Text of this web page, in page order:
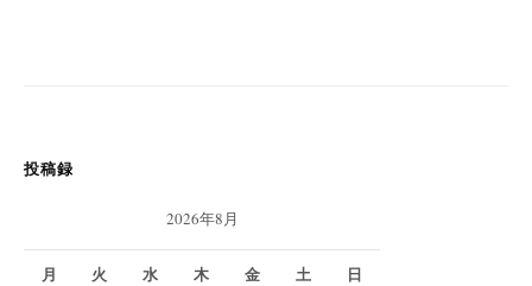
投稿録
2026年8月
月 火 水 木 金 土 日